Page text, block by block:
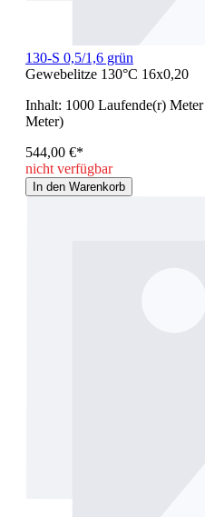
130-S 0,5/1,6 grün
Gewebelitze 130°C 16x0,20
Inhalt: 1000 Laufende(r) Meter
Meter)
544,00 €*
nicht verfügbar
In den Warenkorb